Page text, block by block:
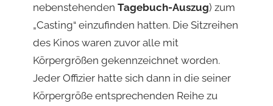
nebenstehenden Tagebuch-Auszug) zum
„Casting“ einzufinden hatten. Die Sitzreihen
des Kinos waren zuvor alle mit
Körpergrößen gekennzeichnet worden.
Jeder Offizier hatte sich dann in die seiner
Körpergröße entsprechenden Reihe zu